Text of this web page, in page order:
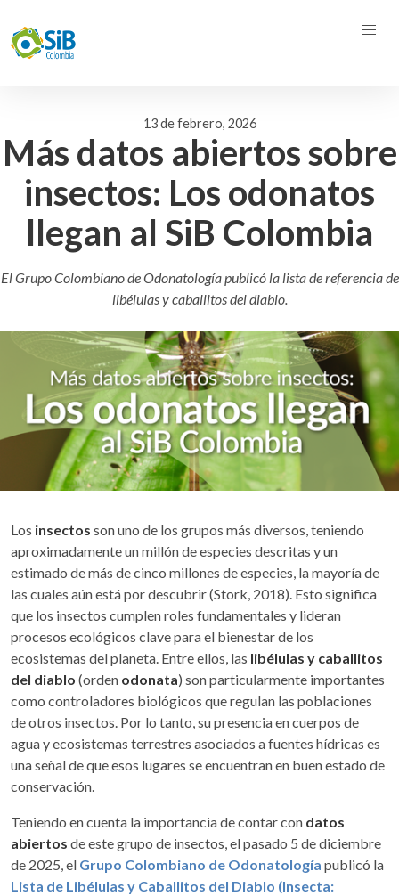
13 de febrero, 2026
Más datos abiertos sobre
insectos: Los odonatos
llegan al SiB Colombia
El Grupo Colombiano de Odonatología publicó la lista de referencia de
libélulas y caballitos del diablo.
Los insectos son uno de los grupos más diversos, teniendo
aproximadamente un millón de especies descritas y un
estimado de más de cinco millones de especies, la mayoría de
las cuales aún está por descubrir (Stork, 2018). Esto significa
que los insectos cumplen roles fundamentales y lideran
procesos ecológicos clave para el bienestar de los
ecosistemas del planeta. Entre ellos, las libélulas y caballitos
del diablo (orden odonata) son particularmente importantes
como controladores biológicos que regulan las poblaciones
de otros insectos. Por lo tanto, su presencia en cuerpos de
agua y ecosistemas terrestres asociados a fuentes hídricas es
una señal de que esos lugares se encuentran en buen estado de
conservación.
Teniendo en cuenta la importancia de contar con datos
abiertos de este grupo de insectos, el pasado 5 de diciembre
de 2025, el Grupo Colombiano de Odonatología publicó la
Lista de Libélulas y Caballitos del Diablo (Insecta: